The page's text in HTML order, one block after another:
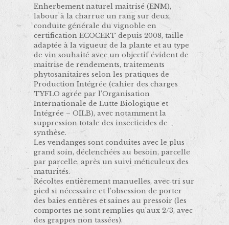
Enherbement naturel maitrisé (ENM),
labour à la charrue un rang sur deux,
conduite générale du vignoble en
certification ECOCERT depuis 2008, taille
adaptée à la vigueur de la plante et au type
de vin souhaité avec un objectif évident de
maitrise de rendements, traitements
phytosanitaires selon les pratiques de
Production Intégrée (cahier des charges
TYFLO agrée par l’Organisation
Internationale de Lutte Biologique et
Intégrée – OILB), avec notamment la
suppression totale des insecticides de
synthèse.
Les vendanges sont conduites avec le plus
grand soin, déclenchées au besoin, parcelle
par parcelle, après un suivi méticuleux des
maturités.
Récoltes entièrement manuelles, avec tri sur
pied si nécessaire et l’obsession de porter
des baies entières et saines au pressoir (les
comportes ne sont remplies qu’aux 2/3, avec
des grappes non tassées).